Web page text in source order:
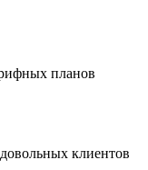
планов
клиентов